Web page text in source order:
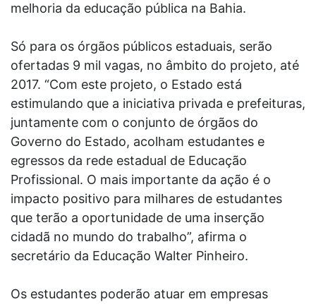
melhoria da educação pública na Bahia.
Só para os órgãos públicos estaduais, serão
ofertadas 9 mil vagas, no âmbito do projeto, até
2017. “Com este projeto, o Estado está
estimulando que a iniciativa privada e prefeituras,
juntamente com o conjunto de órgãos do
Governo do Estado, acolham estudantes e
egressos da rede estadual de Educação
Profissional. O mais importante da ação é o
impacto positivo para milhares de estudantes
que terão a oportunidade de uma inserção
cidadã no mundo do trabalho”, afirma o
secretário da Educação Walter Pinheiro.
Os estudantes poderão atuar em empresas